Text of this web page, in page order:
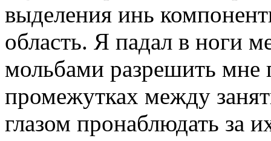
выделения инь
область. Я падал в ноги
мольбами разрешить мне
промежутках между
глазом пронаблюдать за